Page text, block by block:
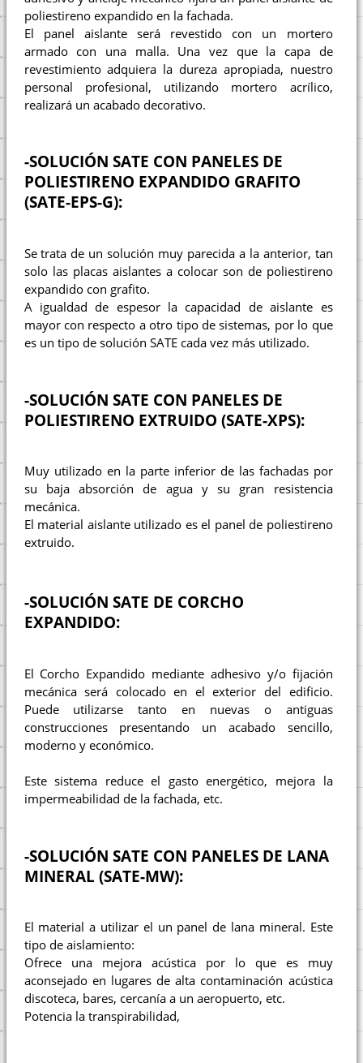
poliestireno expandido en la fachada.
El panel aislante será revestido con un mortero
armado con una malla. Una vez que la capa de
revestimiento adquiera la dureza apropiada, nuestro
personal profesional, utilizando mortero acrílico,
realizará un acabado decorativo.
-SOLUCIÓN SATE CON PANELES DE
POLIESTIRENO EXPANDIDO GRAFITO
(SATE-EPS-G):
Se trata de un solución muy parecida a la anterior, tan
solo las placas aislantes a colocar son de poliestireno
expandido con grafito.
A igualdad de espesor la capacidad de aislante es
mayor con respecto a otro tipo de sistemas, por lo que
es un tipo de solución SATE cada vez más utilizado.
-SOLUCIÓN SATE CON PANELES DE
POLIESTIRENO EXTRUIDO (SATE-XPS):
Muy utilizado en la parte inferior de las fachadas por
su baja absorción de agua y su gran resistencia
mecánica.
El material aislante utilizado es el panel de poliestireno
extruido.
-SOLUCIÓN SATE DE CORCHO
EXPANDIDO:
El Corcho Expandido mediante adhesivo y/o fijación
mecánica será colocado en el exterior del edificio.
Puede utilizarse tanto en nuevas o antiguas
construcciones presentando un acabado sencillo,
moderno y económico.
Este sistema reduce el gasto energético, mejora la
impermeabilidad de la fachada, etc.
-SOLUCIÓN SATE CON PANELES DE LANA
MINERAL (SATE-MW):
El material a utilizar el un panel de lana mineral. Este
tipo de aislamiento:
Ofrece una mejora acústica por lo que es muy
aconsejado en lugares de alta contaminación acústica
discoteca, bares, cercanía a un aeropuerto, etc.
Potencia la transpirabilidad,